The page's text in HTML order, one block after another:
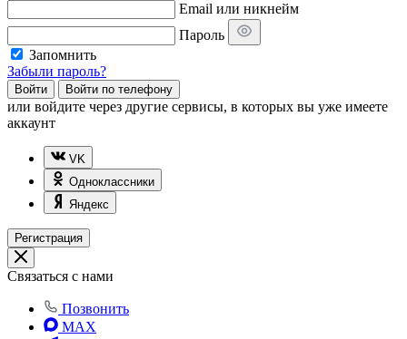
Email или никнейм
Пароль
Запомнить
Забыли пароль?
Войти Войти по телефону
или войдите через другие сервисы, в которых вы уже имеете
аккаунт
VK
Одноклассники
Яндекс
Регистрация
Связаться с нами
Позвонить
MAX